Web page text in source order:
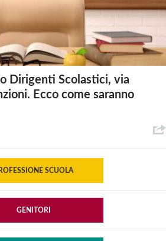
Dirigenti Scolastici, via
Ecco come saranno
SCUOLA
GENITORI